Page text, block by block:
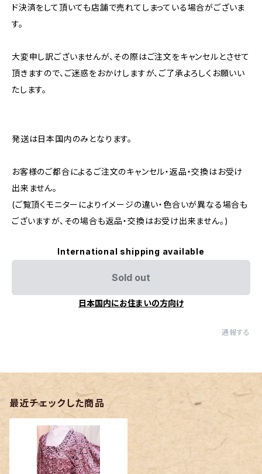
ド決済をして頂いても店舗で売れてしまっている場合がございま
す。
大変申し訳ございませんが、その際はご注文をキャンセルとさせて
頂きますので、ご迷惑をおかけしますが、ご了承よろしくお願いい
たします。
発送は日本国内のみとなります。
お客様のご都合によるご注文のキャンセル・返品・交換はお受け
出来ません。
(ご覧頂くモニターによりイメージの違い・色合いが異なる場合も
ございますが、その場合も返品・交換はお受け出来ません。)
International shipping available
Sold out
日本国内にお住まいの方向け
通報する
最近チェックした商品